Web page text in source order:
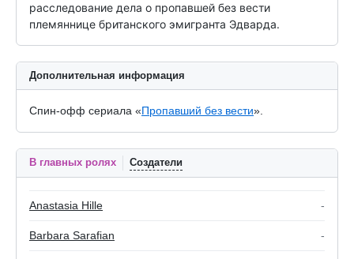
расследование дела о пропавшей без вести
племяннице британского эмигранта Эдварда.
Дополнительная информация
Спин-офф сериала «Пропавший без вести».
В главных ролях Создатели
Anastasia Hille -
Barbara Sarafian -